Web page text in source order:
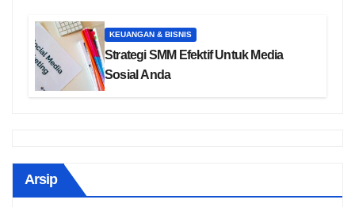
KEUANGAN & BISNIS
Strategi SMM Efektif Untuk Media
Sosial Anda
Arsip